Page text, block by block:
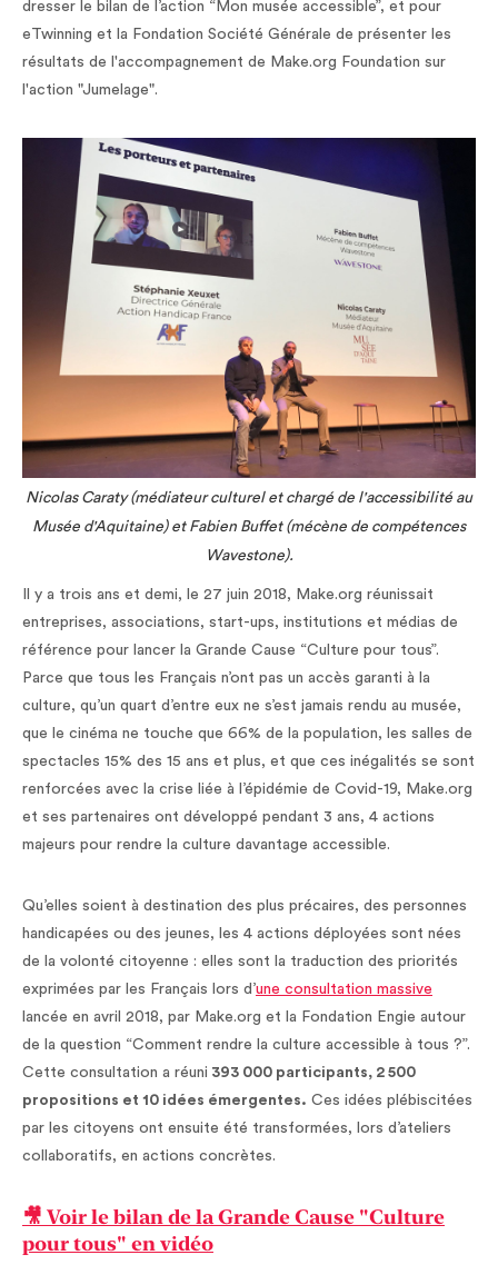
dresser le bilan de l’action “Mon musée accessible”, et pour
eTwinning et la Fondation Société Générale de présenter les
résultats de l'accompagnement de Make.org Foundation sur
l'action "Jumelage".
Nicolas Caraty (médiateur culturel et chargé de l'accessibilité au
Musée d'Aquitaine) et Fabien Buffet (mécène de compétences
Wavestone).
Il y a trois ans et demi, le 27 juin 2018, Make.org réunissait
entreprises, associations, start-ups, institutions et médias de
référence pour lancer la Grande Cause “Culture pour tous”.
Parce que tous les Français n’ont pas un accès garanti à la
culture, qu’un quart d’entre eux ne s’est jamais rendu au musée,
que le cinéma ne touche que 66% de la population, les salles de
spectacles 15% des 15 ans et plus, et que ces inégalités se sont
renforcées avec la crise liée à l’épidémie de Covid-19, Make.org
et ses partenaires ont développé pendant 3 ans, 4 actions
majeurs pour rendre la culture davantage accessible.
Qu’elles soient à destination des plus précaires, des personnes
handicapées ou des jeunes, les 4 actions déployées sont nées
de la volonté citoyenne : elles sont la traduction des priorités
exprimées par les Français lors d’une consultation massive
lancée en avril 2018, par Make.org et la Fondation Engie autour
de la question “Comment rendre la culture accessible à tous ?”.
Cette consultation a réuni 393 000 participants, 2 500
propositions et 10 idées émergentes. Ces idées plébiscitées
par les citoyens ont ensuite été transformées, lors d’ateliers
collaboratifs, en actions concrètes.
🎥 Voir le bilan de la Grande Cause "Culture
pour tous" en vidéo